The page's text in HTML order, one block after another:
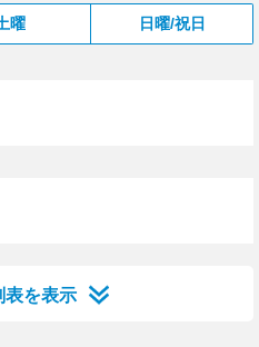
曜 日曜/祝日
表を表示